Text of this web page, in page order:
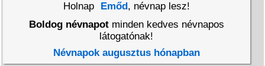
Holnap
Emőd , névnap lesz!
Boldog névnapotminden kedves névnapos
látogatónak!
Névnapok augusztus hónapban